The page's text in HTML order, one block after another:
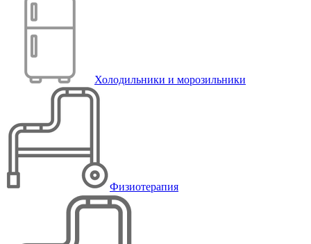
Холодильники и морозильники
Физиотерапия